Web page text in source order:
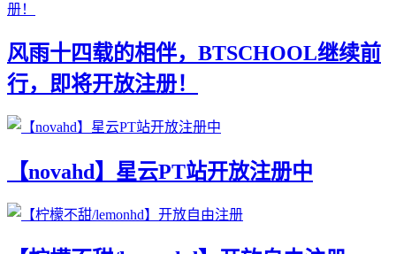
风雨十四载的相伴，BTSCHOOL继续前
行，即将开放注册！
【novahd】星云PT站开放注册中